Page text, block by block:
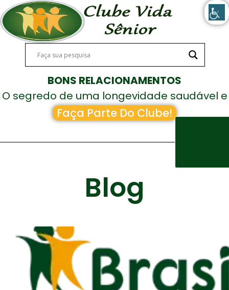
BONS RELACIONAMENTOS
O segredo de uma longevidade saudável e
feliz!
Faça Parte Do Clube!
Blog